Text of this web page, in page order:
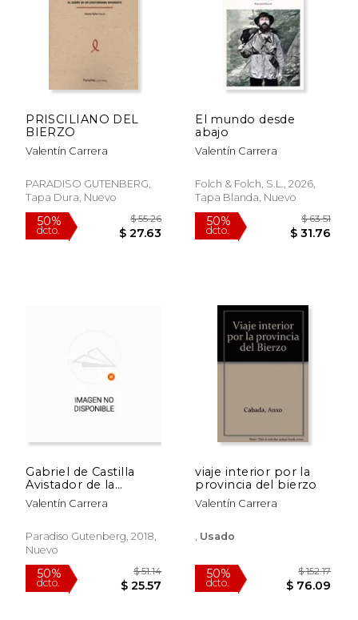
50%
PRISCILIANO DEL
BIERZO
Valentín Carrera
PARADISO GUTENBERG,
Tapa Dura, Nuevo
dcto. $ 27.63
El mundo desde
abajo
Valentín Carrera
Folch & Folch, S.L., 2026,
Tapa Blanda, Nuevo
dcto.
Gabriel de Castilla
Avistador de la
Atlantida 1603
Valentín Carrera
Paradiso Gutenberg, 2018,
Nuevo
viaje interior por la
provincia del bierzo
Valentín Carrera
Usado